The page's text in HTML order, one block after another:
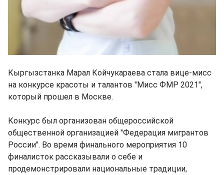
Кыргызстанка Марал Койчукараева стала вице-мисс
на конкурсе красоты и талантов "Мисс ФМР 2021",
который прошел в Москве.
Конкурс был организован общероссийской
общественной организацией "Федерация мигрантов
России". Во время финального мероприятия 10
финалисток рассказывали о себе и
продемонстрировали национальные традиции,